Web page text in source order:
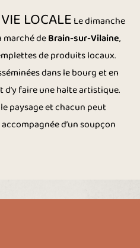
LOCALELe dimanche
deBrain-sur-Vilaine,
de produits locaux.
dans le bourg et en
faire une halte artistique.
paysage et chacun peut
d’un soupçon